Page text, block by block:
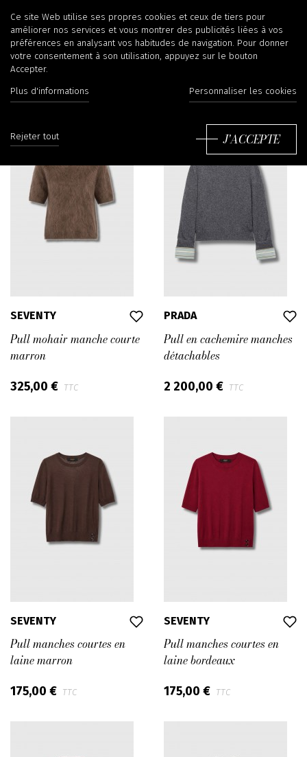
Pulls
SEVENTY
Pull mohair manche courte
marron
325,00 € TTC
PRADA
Pull en cachemire manches
détachables
2 200,00 € TTC
SEVENTY
Pull manches courtes en
laine marron
175,00 € TTC
SEVENTY
Pull manches courtes en
laine bordeaux
175,00 € TTC
Ce site Web utilise ses propres cookies et ceux de tiers pour
améliorer nos services et vous montrer des publicités liées à vos
préférences en analysant vos habitudes de navigation. Pour donner
votre consentement à son utilisation, appuyez sur le bouton
Accepter.
Plus d'informations Personnaliser les cookies
Rejeter tout J'ACCEPTE